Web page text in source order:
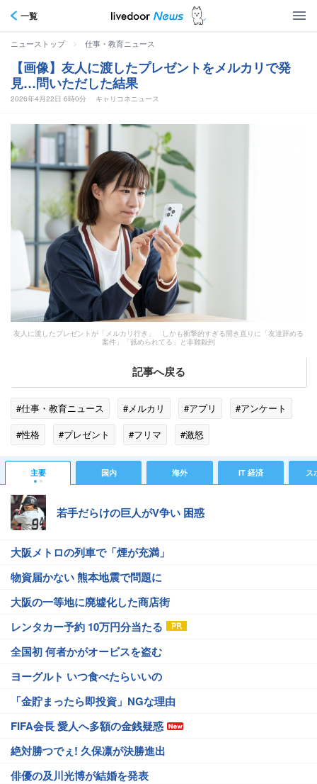
一覧
ニューストップ > 仕事・教育ニュース
【画像】友人に渡したプレゼントをメルカリで発
見…問いただした結果
2026年4月22日 6時0分 キャリコネニュース
友人に渡したプレゼントが「メルカリ行き」 しかも衝撃的すぎる開き直りに「友達辞める
案件」「舐められてる」と非難殺到
記事へ戻る
#仕事・教育ニュース #メルカリ #アプリ
#アンケート
#性格
#プレゼント #フリマ #激怒
主要 国内 海外 IT 経済 ス
若手だらけの巨人がV争い 困惑
大阪メトロの列車で「煙が充満」
物資届かない 熊本地震で問題に
大阪の一等地に廃墟化した商店街
レンタカー予約 10万円分当たる
全国初 何者かがオービスを盗む
ヨーグルト いつ食べたらいいの
「金貯まったら即投資」NGな理由
FIFA会長 愛人へ多額の金銭疑惑
絶対勝つでぇ! 久保凛が決勝進出
俳優の及川光博が結婚を発表